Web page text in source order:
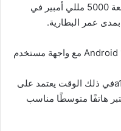
3. كان الهاتف مجهزًا ببطارية كبيرة بسعة 5000 مللي أمبير في
بمدى عمر البطارية.
4. كان يعمل الهاتف بنظام التشغيل Android 10 مع واجهة مستخدم
هاتفًا متوسطًا مناسب